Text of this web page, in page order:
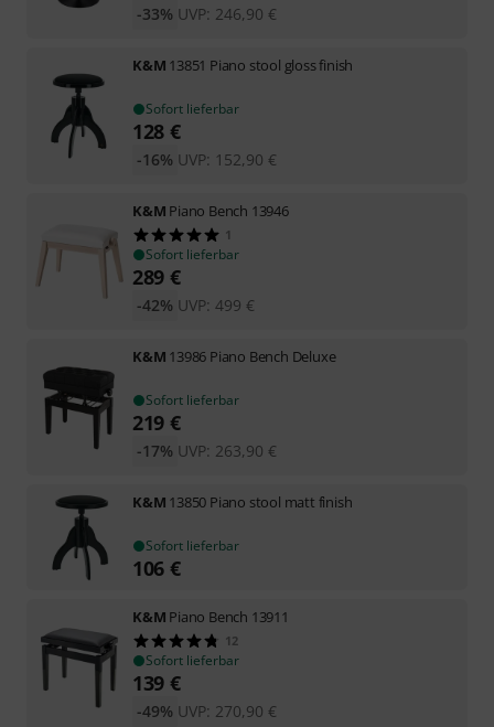
UVP: 246,90 €
-33%
K&M 13851 Piano stool gloss finish
Sofort lieferbar
128 €
UVP: 152,90 €
-16%
K&M Piano Bench 13946
1
Sofort lieferbar
289 €
UVP: 499 €
-42%
K&M 13986 Piano Bench Deluxe
Sofort lieferbar
219 €
UVP: 263,90 €
-17%
K&M 13850 Piano stool matt finish
Sofort lieferbar
106 €
K&M Piano Bench 13911
12
Sofort lieferbar
139 €
UVP: 270,90 €
-49%